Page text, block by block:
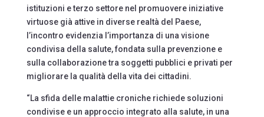
istituzioni e terzo settore nel promuovere iniziative
virtuose già attive in diverse realtà del Paese,
l’incontro evidenzia l’importanza di una visione
condivisa della salute, fondata sulla prevenzione e
sulla collaborazione tra soggetti pubblici e privati per
migliorare la qualità della vita dei cittadini.
“La sfida delle malattie croniche richiede soluzioni
condivise e un approccio integrato alla salute, in una